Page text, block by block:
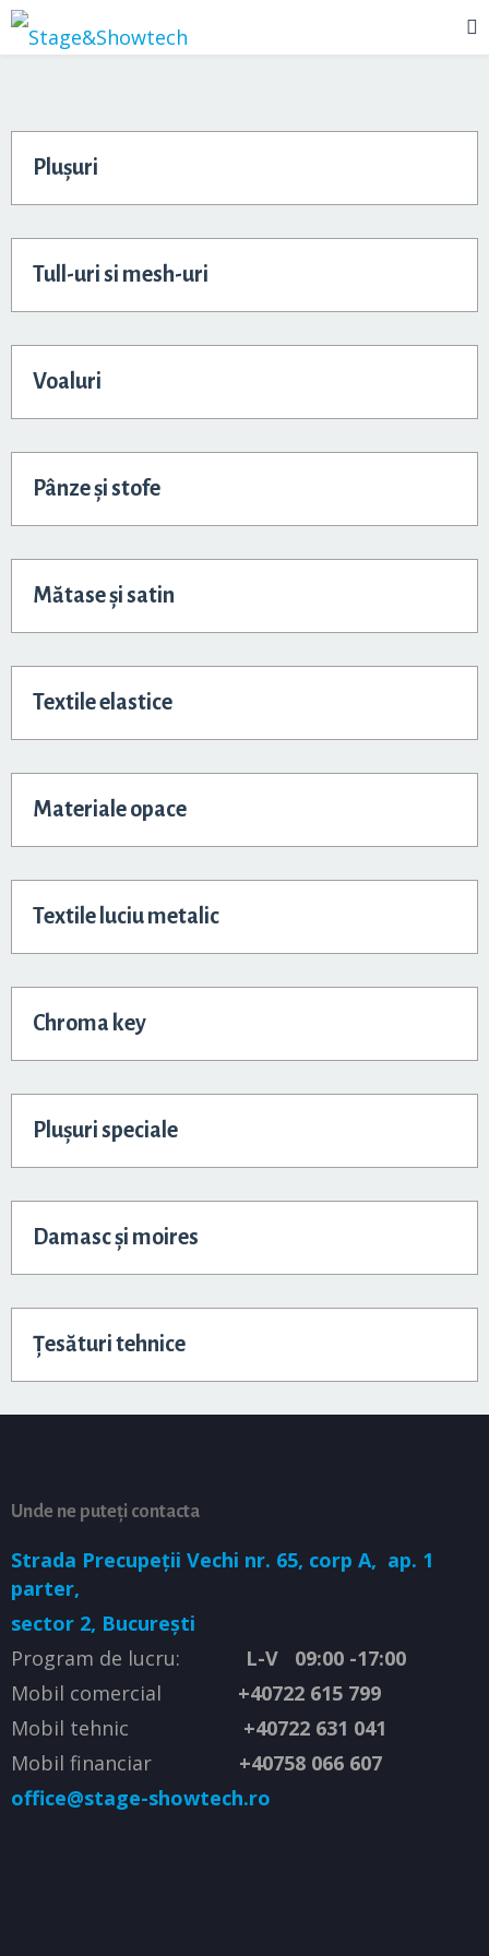
Plușuri
Tull-uri si mesh-uri
Voaluri
Pânze și stofe
Mătase și satin
Textile elastice
Materiale opace
Textile luciu metalic
Chroma key
Plușuri speciale
Damasc și moires
Țesături tehnice
Unde ne puteți contacta
Strada Precupeții Vechi nr. 65, corp A, ap. 1
parter,
sector 2, București
Program de lucru: L-V 09:00 -17:00
Mobil comercial +40722 615 799
Mobil tehnic +40722 631 041
Mobil financiar +40758 066 607
office@stage-showtech.ro